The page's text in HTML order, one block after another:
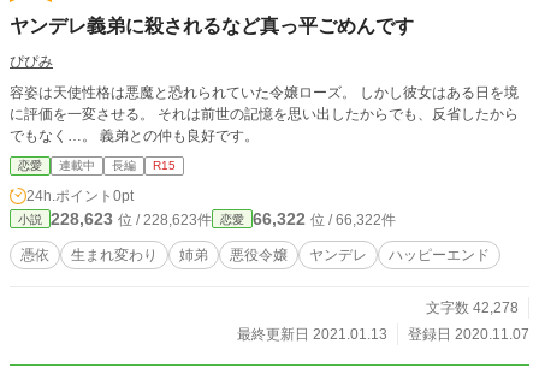
ヤンデレ義弟に殺されるなど真っ平ごめんです
ぴぴみ
容姿は天使性格は悪魔と恐れられていた令嬢ローズ。 しかし彼女はある日を境
に評価を一変させる。 それは前世の記憶を思い出したからでも、反省したから
でもなく…。 義弟との仲も良好です。
恋愛 連載中 長編 R15
24h.ポイント 0pt
小説 228,623 位 / 228,623件 恋愛 66,322 位 / 66,322件
憑依 生まれ変わり 姉弟 悪役令嬢 ヤンデレ ハッピーエンド
文字数 42,278
最終更新日 2021.01.13
登録日 2020.11.07